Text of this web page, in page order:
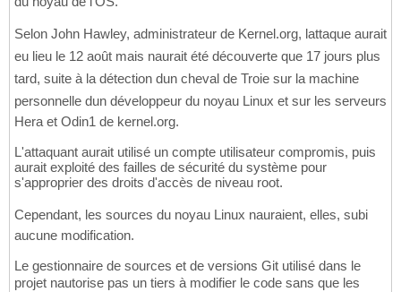
Selon John Hawley, administrateur de Kernel.org, lattaque aurait
eu lieu le 12 août mais naurait été découverte que 17 jours plus
tard, suite à la détection dun cheval de Troie sur la machine
personnelle dun développeur du noyau Linux et sur les serveurs
Hera et Odin1 de kernel.org.
L'attaquant aurait utilisé un compte utilisateur compromis, puis
aurait exploité des failles de sécurité du système pour
s'approprier des droits d'accès de niveau root.
Cependant, les sources du noyau Linux nauraient, elles, subi
aucune modification.
Le gestionnaire de sources et de versions Git utilisé dans le
projet nautorise pas un tiers à modifier le code sans que les